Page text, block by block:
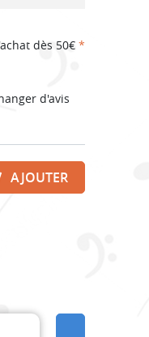
dès 50€ *
d'avis
AJOUTER